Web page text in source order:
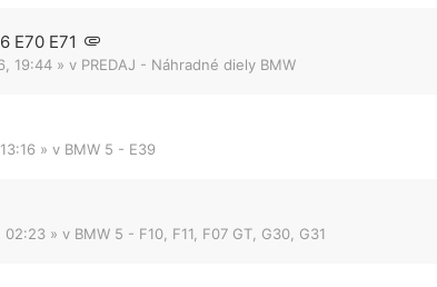
E70 E71
19:44 » v PREDAJ - Náhradné diely BMW
» v BMW 5 - E39
02:23 » v BMW 5 - F10, F11, F07 GT, G30, G31